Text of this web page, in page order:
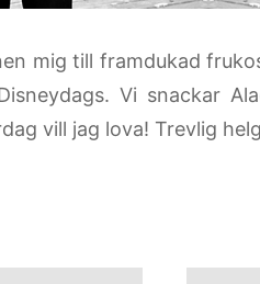
mig till framdukad
Vi snackar
vill jag lova! Trevlig